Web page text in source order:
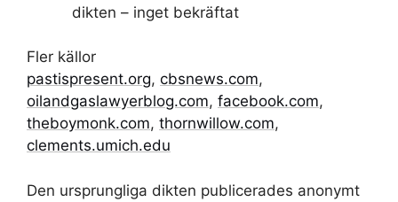
dikten – inget bekräftat
Fler källor
pastispresent.org, cbsnews.com,
oilandgaslawyerblog.com, facebook.com,
theboymonk.com, thornwillow.com,
clements.umich.edu
Den ursprungliga dikten publicerades anonymt